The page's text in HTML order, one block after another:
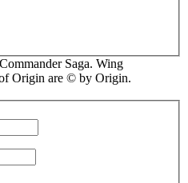
Saga. Wing
Origin are © by Origin.